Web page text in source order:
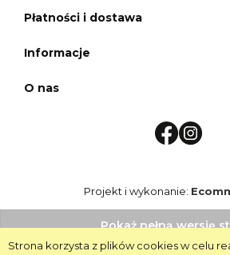
Strona korzysta z plików cookies w celu
Płatności i dostawa
Informacje
O nas
Projekt i wykonanie:
Pokaż pełną wersję